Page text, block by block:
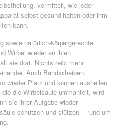
vermittelt, wie jeder
selbst gesund halten oder ihm
kann.
sowie natürlich-körpergerechte
Wirbel wieder an ihren
sie dort. Nichts reibt mehr
Auch Bandscheiben,
wieder Platz und können ausheilen.
die Wirbelsäule ummantelt, wird
sie ihrer Aufgabe wieder
schützen und stützen − rund um